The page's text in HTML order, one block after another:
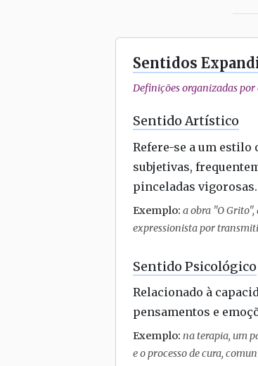
Sentidos
Definições organizadas
Sentido Artístico
Refere-se a um
subjetivas,
pinceladas vigorosas.
Exemplo: a obra "O
expressionista por
Sentido Psicológico
Relacionado à
pensamentos e
Exemplo: na terapia, um
e o processo de cura,